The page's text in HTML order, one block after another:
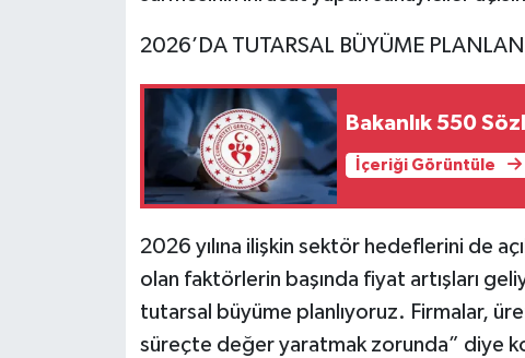
2026’DA TUTARSAL BÜYÜME
Bakanlık 550
İçeriği Görüntüle
2026 yılına ilişkin sektör hedeflerini de
olan faktörlerin başında fiyat artışları
tutarsal büyüme planlıyoruz. Firmalar,
süreçte değer yaratmak zorunda” diye